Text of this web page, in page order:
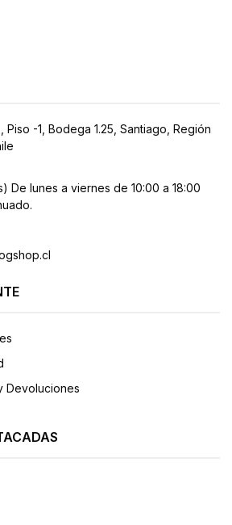
-1, Bodega 1.25, Santiago, Región
De lunes a viernes de 10:00 a 18:00
Devoluciones